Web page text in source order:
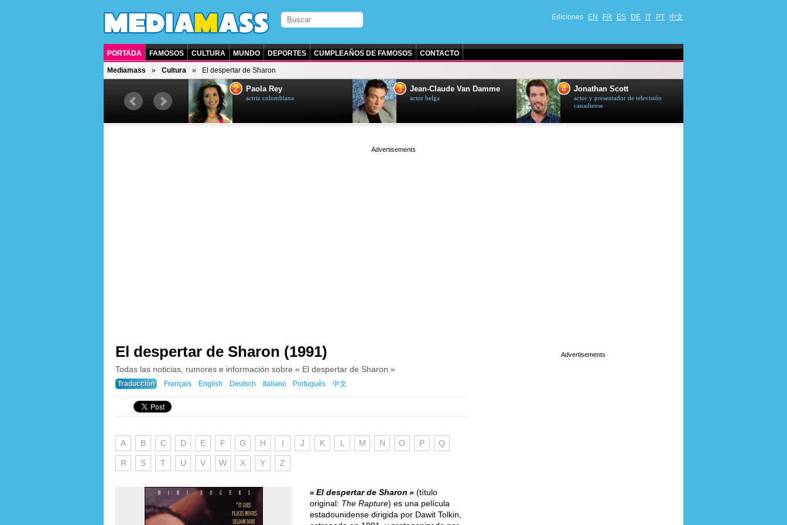
Ediciones EN FR ES DE IT PT 中文
PORTADA FAMOSOS CULTURA MUNDO DEPORTES CUMPLEAÑOS DE FAMOSOS CONTACTO
Mediamass Cultura El despertar de Sharon
actor y presentador de televisión
2 Paola Rey
actriz colombiana
3 Jean-Claude Van Damme
actor belga
4 Jonathan Scott
actor y presentador de televisión
canadiense
El despertar de Sharon (1991)
Todas las noticias, rumores e información sobre « El despertar de Sharon »
Traducción Français English Deutsch Italiano Português 中文
A B C D E F G H I J K L M N O P Q
R S T U V W X Y Z
El despertar de Sharon
(título
original: The Rapture) es una película
estadounidense dirigida por Dawit Tolkin,